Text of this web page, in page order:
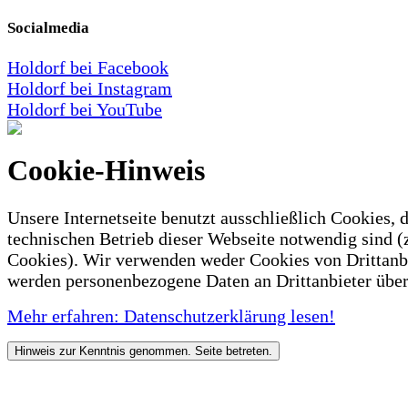
Socialmedia
Holdorf bei Facebook
Holdorf bei Instagram
Holdorf bei YouTube
Cookie-Hinweis
Unsere Internetseite benutzt ausschließlich Cookies,
technischen Betrieb dieser Webseite notwendig sind
Cookies). Wir verwenden weder Cookies von
werden personenbezogene Daten an Drittanbieter
Mehr erfahren: Datenschutzerklärung lesen!
Hinweis zur Kenntnis genommen. Seite betreten.